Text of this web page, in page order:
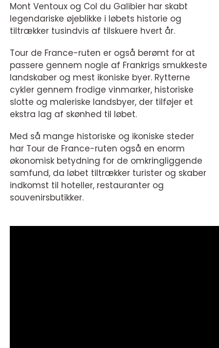
Mont Ventoux og Col du Galibier har skabt
legendariske øjeblikke i løbets historie og
tiltrækker tusindvis af tilskuere hvert år.
Tour de France-ruten er også berømt for at
passere gennem nogle af Frankrigs smukkeste
landskaber og mest ikoniske byer. Rytterne
cykler gennem frodige vinmarker, historiske
slotte og maleriske landsbyer, der tilføjer et
ekstra lag af skønhed til løbet.
Med så mange historiske og ikoniske steder
har Tour de France-ruten også en enorm
økonomisk betydning for de omkringliggende
samfund, da løbet tiltrækker turister og skaber
indkomst til hoteller, restauranter og
souvenirsbutikker.